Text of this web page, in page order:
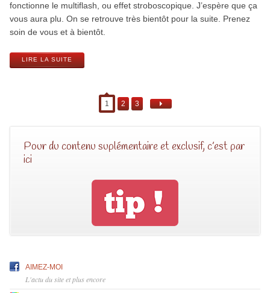
fonctionne le multiflash, ou effet stroboscopique. J’espère que ça
vous aura plu. On se retrouve très bientôt pour la suite. Prenez
soin de vous et à bientôt.
LIRE LA SUITE
1 2 3
Pour du contenu suplémentaire et exclusif, c’est par
ici
AIMEZ-MOI
L'actu du site et plus encore